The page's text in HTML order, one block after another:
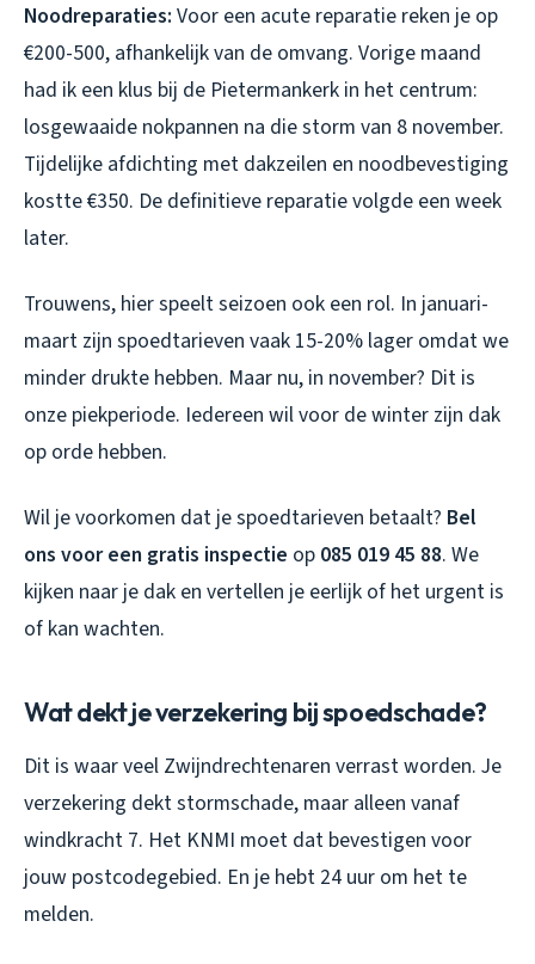
Noodreparaties: Voor een acute reparatie reken je op
€200-500, afhankelijk van de omvang. Vorige maand
had ik een klus bij de Pietermankerk in het centrum:
losgewaaide nokpannen na die storm van 8 november.
Tijdelijke afdichting met dakzeilen en noodbevestiging
kostte €350. De definitieve reparatie volgde een week
later.
Trouwens, hier speelt seizoen ook een rol. In januari-
maart zijn spoedtarieven vaak 15-20% lager omdat we
minder drukte hebben. Maar nu, in november? Dit is
onze piekperiode. Iedereen wil voor de winter zijn dak
op orde hebben.
Wil je voorkomen dat je spoedtarieven betaalt? Bel
ons voor een gratis inspectie op 085 019 45 88. We
kijken naar je dak en vertellen je eerlijk of het urgent is
of kan wachten.
Wat dekt je verzekering bij spoedschade?
Dit is waar veel Zwijndrechtenaren verrast worden. Je
verzekering dekt stormschade, maar alleen vanaf
windkracht 7. Het KNMI moet dat bevestigen voor
jouw postcodegebied. En je hebt 24 uur om het te
melden.